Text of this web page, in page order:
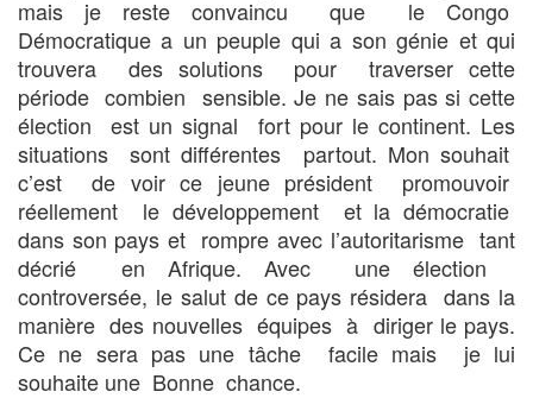
mais je reste convaincu que le Congo
Démocratique a un peuple qui a son génie et qui
trouvera des solutions pour traverser cette
période combien sensible. Je ne sais pas si cette
élection est un signal fort pour le continent. Les
situations sont différentes partout. Mon souhait
c’est de voir ce jeune président promouvoir
réellement le développement et la démocratie
dans son pays et rompre avec l’autoritarisme tant
décrié en Afrique. Avec une élection
controversée, le salut de ce pays résidera dans la
manière des nouvelles équipes à diriger le pays.
Ce ne sera pas une tâche facile mais je lui
souhaite une Bonne chance.